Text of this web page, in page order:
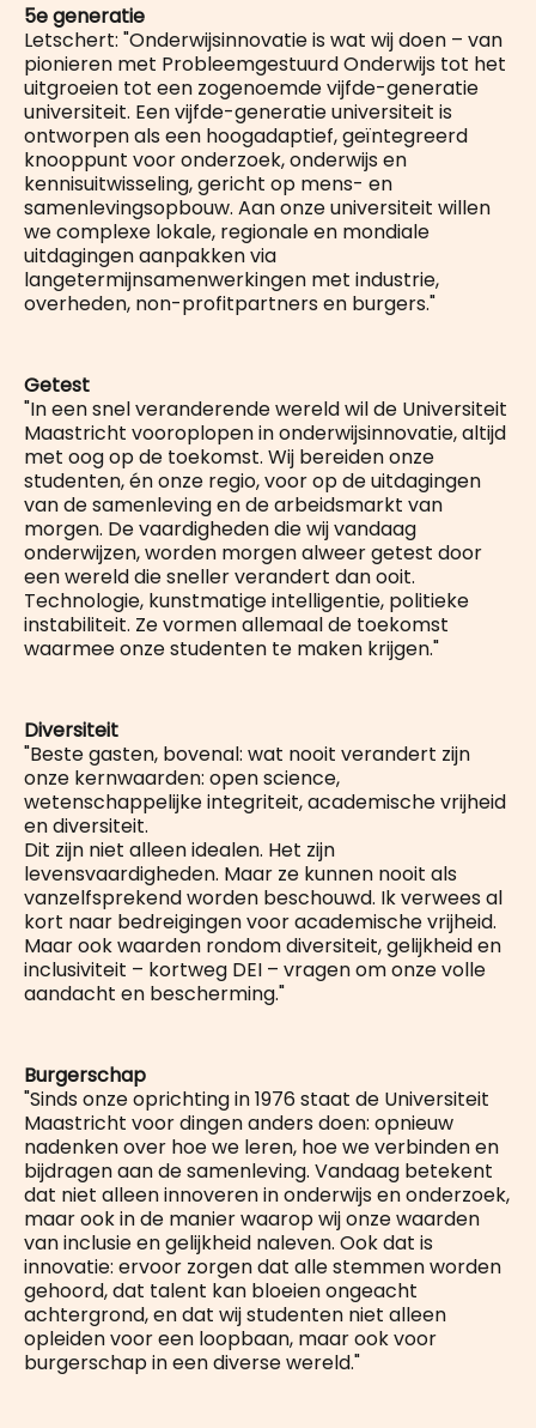
5e generatie
Letschert: "Onderwijsinnovatie is wat wij doen – van
pionieren met Probleemgestuurd Onderwijs tot het
uitgroeien tot een zogenoemde vijfde-generatie
universiteit. Een vijfde-generatie universiteit is
ontworpen als een hoogadaptief, geïntegreerd
knooppunt voor onderzoek, onderwijs en
kennisuitwisseling, gericht op mens- en
samenlevingsopbouw. Aan onze universiteit willen
we complexe lokale, regionale en mondiale
uitdagingen aanpakken via
langetermijnsamenwerkingen met industrie,
overheden, non-profitpartners en burgers."
Getest
"In een snel veranderende wereld wil de Universiteit
Maastricht vooroplopen in onderwijsinnovatie, altijd
met oog op de toekomst. Wij bereiden onze
studenten, én onze regio, voor op de uitdagingen
van de samenleving en de arbeidsmarkt van
morgen. De vaardigheden die wij vandaag
onderwijzen, worden morgen alweer getest door
een wereld die sneller verandert dan ooit.
Technologie, kunstmatige intelligentie, politieke
instabiliteit. Ze vormen allemaal de toekomst
waarmee onze studenten te maken krijgen."
Diversiteit
"Beste gasten, bovenal: wat nooit verandert zijn
onze kernwaarden: open science,
wetenschappelijke integriteit, academische vrijheid
en diversiteit.
Dit zijn niet alleen idealen. Het zijn
levensvaardigheden. Maar ze kunnen nooit als
vanzelfsprekend worden beschouwd. Ik verwees al
kort naar bedreigingen voor academische vrijheid.
Maar ook waarden rondom diversiteit, gelijkheid en
inclusiviteit – kortweg DEI – vragen om onze volle
aandacht en bescherming."
Burgerschap
"Sinds onze oprichting in 1976 staat de Universiteit
Maastricht voor dingen anders doen: opnieuw
nadenken over hoe we leren, hoe we verbinden en
bijdragen aan de samenleving. Vandaag betekent
dat niet alleen innoveren in onderwijs en onderzoek,
maar ook in de manier waarop wij onze waarden
van inclusie en gelijkheid naleven. Ook dat is
innovatie: ervoor zorgen dat alle stemmen worden
gehoord, dat talent kan bloeien ongeacht
achtergrond, en dat wij studenten niet alleen
opleiden voor een loopbaan, maar ook voor
burgerschap in een diverse wereld."